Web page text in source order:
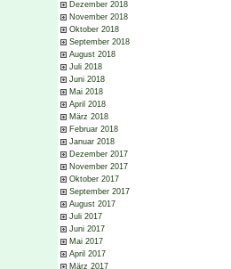
Dezember 2018
November 2018
Oktober 2018
September 2018
August 2018
Juli 2018
Juni 2018
Mai 2018
April 2018
März 2018
Februar 2018
Januar 2018
Dezember 2017
November 2017
Oktober 2017
September 2017
August 2017
Juli 2017
Juni 2017
Mai 2017
April 2017
März 2017